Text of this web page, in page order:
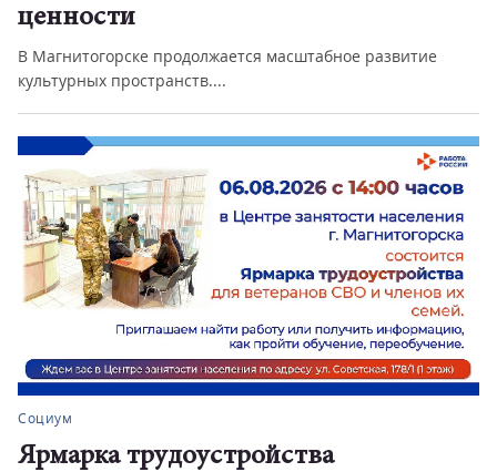
ценности
В Магнитогорске продолжается масштабное развитие
культурных пространств....
Социум
Ярмарка трудоустройства